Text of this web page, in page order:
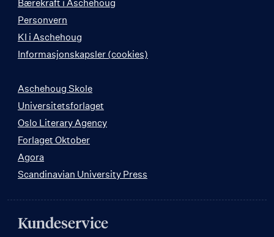
Bærekraft i Aschehoug
Personvern
KI i Aschehoug
Informasjonskapsler (cookies)
Aschehoug Skole
Universitetsforlaget
Oslo Literary Agency
Forlaget Oktober
Agora
Scandinavian University Press
Kundeservice